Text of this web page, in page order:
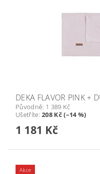
DEKA FLAVOR PINK +
Původně: 1 389 Kč
Ušetříte:208 Kč (–14 %)
1 181 Kč
Akce